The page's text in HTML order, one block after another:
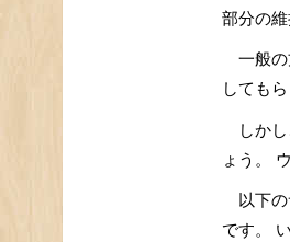
部分の
一般
しても
しか
ょう。
以下
です。